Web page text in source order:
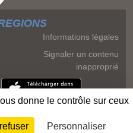
Informations légales
Signaler un contenu
inapproprié
Connexion
donne le contrôle sur ceux
Personnaliser